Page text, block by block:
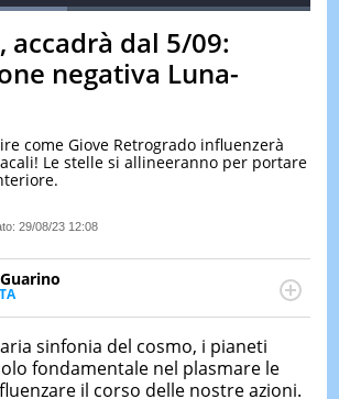
TEST
DI
DI
:44.26%
accadrà dal 5/09:
negativa Luna-
come Giove Retrogrado influenzerà
Le stelle si allineeranno per portare
29/08/23 12:08
Comparato e processi di
e attivo nel campo della ricerca, in
sulla Storia contemporanea di America
Collabora con numerose testate ed
sinfonia del cosmo, i pianeti
fondamentale nel plasmare le
il corso delle nostre azioni.